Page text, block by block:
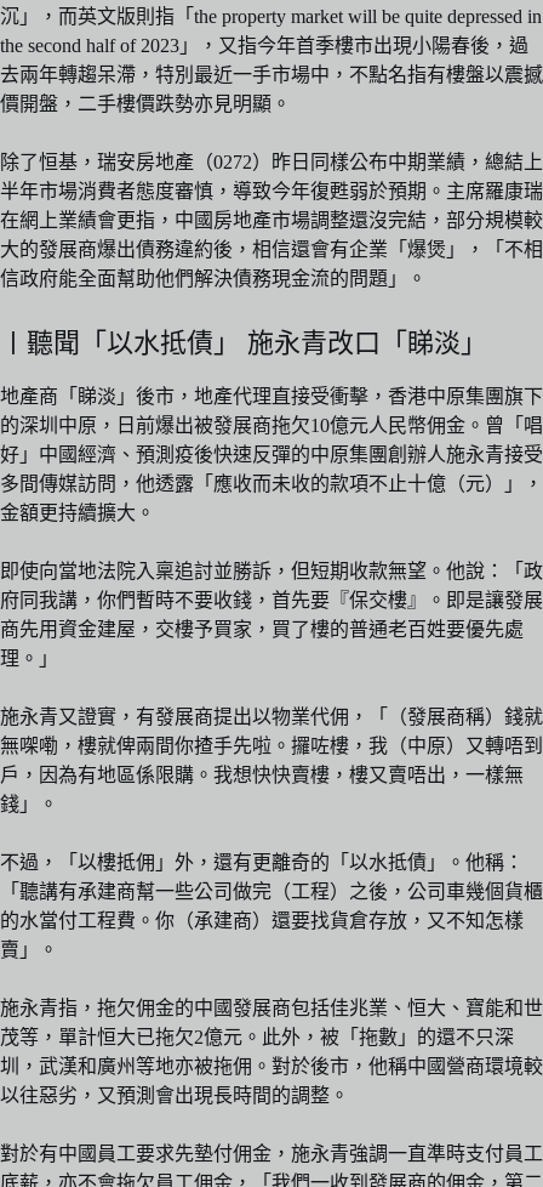
沉」，而英文版則指「the property market will be quite depressed in
the second half of 2023」，又指今年首季樓市出現小陽春後，過
去兩年轉趨呆滯，特別最近一手市場中，不點名指有樓盤以震撼
價開盤，二手樓價跌勢亦見明顯。
除了恒基，瑞安房地產（0272）昨日同樣公布中期業績，總結上
半年市場消費者態度審慎，導致今年復甦弱於預期。主席羅康瑞
在網上業績會更指，中國房地產市場調整還沒完結，部分規模較
大的發展商爆出債務違約後，相信還會有企業「爆煲」，「不相
信政府能全面幫助他們解決債務現金流的問題」。
〡聽聞「以水抵債」 施永青改口「睇淡」
地產商「睇淡」後市，地產代理直接受衝擊，香港中原集團旗下
的深圳中原，日前爆出被發展商拖欠10億元人民幣佣金。曾「唱
好」中國經濟、預測疫後快速反彈的中原集團創辦人施永青接受
多間傳媒訪問，他透露「應收而未收的款項不止十億（元）」，
金額更持續擴大。
即使向當地法院入稟追討並勝訴，但短期收款無望。他說：「政
府同我講，你們暫時不要收錢，首先要『保交樓』。即是讓發展
商先用資金建屋，交樓予買家，買了樓的普通老百姓要優先處
理。」
施永青又證實，有發展商提出以物業代佣，「（發展商稱）錢就
無㗎嘞，樓就俾兩間你揸手先啦。攞咗樓，我（中原）又轉唔到
戶，因為有地區係限購。我想快快賣樓，樓又賣唔出，一樣無
錢」。
不過，「以樓抵佣」外，還有更離奇的「以水抵債」。他稱：
「聽講有承建商幫一些公司做完（工程）之後，公司車幾個貨櫃
的水當付工程費。你（承建商）還要找貨倉存放，又不知怎樣
賣」。
施永青指，拖欠佣金的中國發展商包括佳兆業、恒大、寶能和世
茂等，單計恒大已拖欠2億元。此外，被「拖數」的還不只深
圳，武漢和廣州等地亦被拖佣。對於後市，他稱中國營商環境較
以往惡劣，又預測會出現長時間的調整。
對於有中國員工要求先墊付佣金，施永青強調一直準時支付員工
底薪，亦不會拖欠員工佣金，「我們一收到發展商的佣金，第二